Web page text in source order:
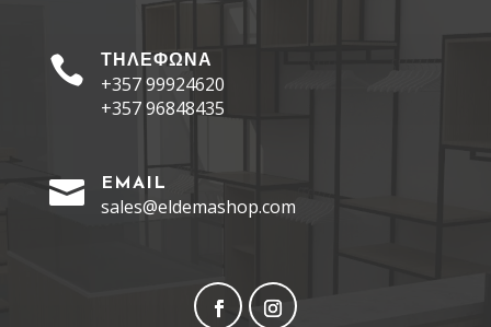
 ΤΗΛΕΦΩΝΑ
+357 99924620
+357 96848435
 EMAIL
sales@eldemashop.com